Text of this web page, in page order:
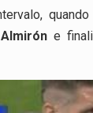
quando
e